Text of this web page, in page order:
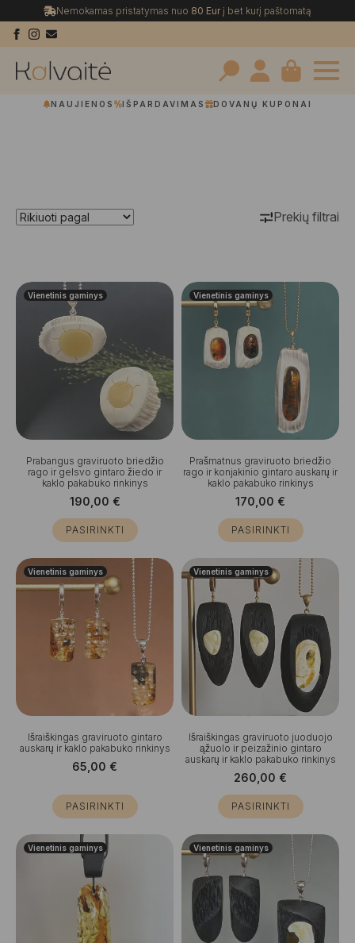
Nemokamas pristatymas nuo 80 Eurį bet kurį paštomatą
Search
NAUJIENOS IŠPARDAVIMAS DOVANŲ KUPONAI
Prekių filtrai
Vienetinis gaminys
Prabangus graviruoto briedžio
rago ir gelsvo gintaro žiedo ir
kaklo pakabuko rinkinys
190,00 €
PASIRINKTI
Vienetinis gaminys
Prašmatnus graviruoto briedžio
rago ir konjakinio gintaro auskarų ir
kaklo pakabuko rinkinys
170,00 €
PASIRINKTI
Vienetinis gaminys
Išraiškingas graviruoto gintaro
auskarų ir kaklo pakabuko rinkinys
65,00 €
PASIRINKTI
Vienetinis gaminys
Išraiškingas graviruoto juoduojo
ąžuolo ir peizažinio gintaro
auskarų ir kaklo pakabuko rinkinys
260,00 €
PASIRINKTI
Vienetinis gaminys Vienetinis gaminys